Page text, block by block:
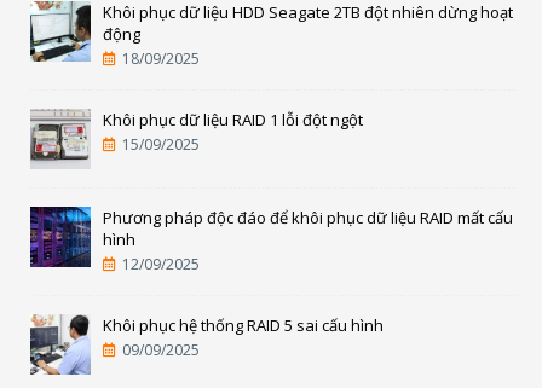
Khôi phục dữ liệu HDD Seagate 2TB đột nhiên dừng hoạt
động
18/09/2025
Khôi phục dữ liệu RAID 1 lỗi đột ngột
15/09/2025
Phương pháp độc đáo để khôi phục dữ liệu RAID mất cấu
hình
12/09/2025
Khôi phục hệ thống RAID 5 sai cấu hình
09/09/2025